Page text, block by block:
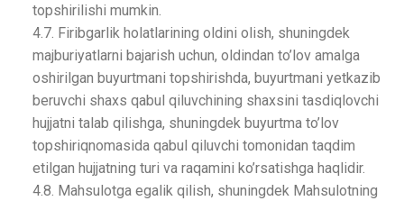
topshirilishi mumkin.
4.7. Firibgarlik holatlarining oldini olish, shuningdek
majburiyatlarni bajarish uchun, oldindan to’lov amalga
oshirilgan buyurtmani topshirishda, buyurtmani yetkazib
beruvchi shaxs qabul qiluvchining shaxsini tasdiqlovchi
hujjatni talab qilishga, shuningdek buyurtma to’lov
topshiriqnomasida qabul qiluvchi tomonidan taqdim
etilgan hujjatning turi va raqamini ko’rsatishga haqlidir.
4.8. Mahsulotga egalik qilish, shuningdek Mahsulotning